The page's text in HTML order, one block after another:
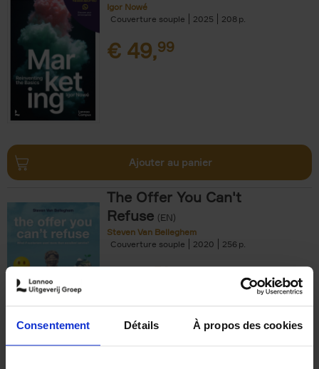
Consentement Détails À propos des cookies
Igor Nowé
Couverture souple
2025 208
€ 49,99
Ajouter au panier
The Offer You Can't
Refuse (EN)
Steven Van Belleghem
Couverture souple
2020 256
€37,50